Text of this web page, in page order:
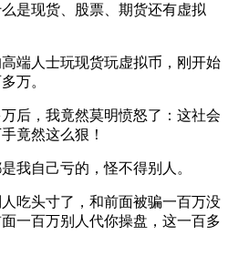
是现货、股票、期货还有虚拟
端人士玩现货玩虚拟币，刚开始
万。
后，我竟然莫明愤怒了：这社会
竟然这么狠！
我自己亏的，怪不得别人。
吃头寸了，和前面被骗一百万没
一百万别人代你操盘，这一百多